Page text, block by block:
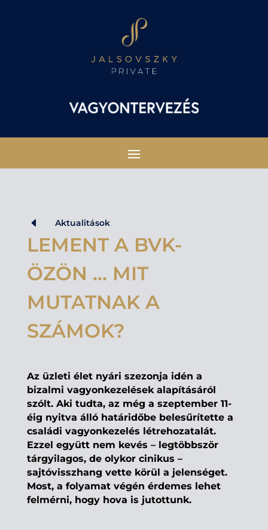
D Aktualitások
LEMENT A BVK-
ÖZÖN … MIT
MUTATNAK A
SZÁMOK?
Az üzleti élet nyári szezonja idén a
bizalmi vagyonkezelések alapításáról
szólt. Aki tudta, az még a szeptember 11-
éig nyitva álló határidőbe belesűrítette a
családi vagyonkezelés létrehozatalát.
Ezzel együtt nem kevés – legtöbbször
tárgyilagos, de olykor cinikus –
sajtóvisszhang vette körül a jelenséget.
Most, a folyamat végén érdemes lehet
felmérni, hogy hova is jutottunk.